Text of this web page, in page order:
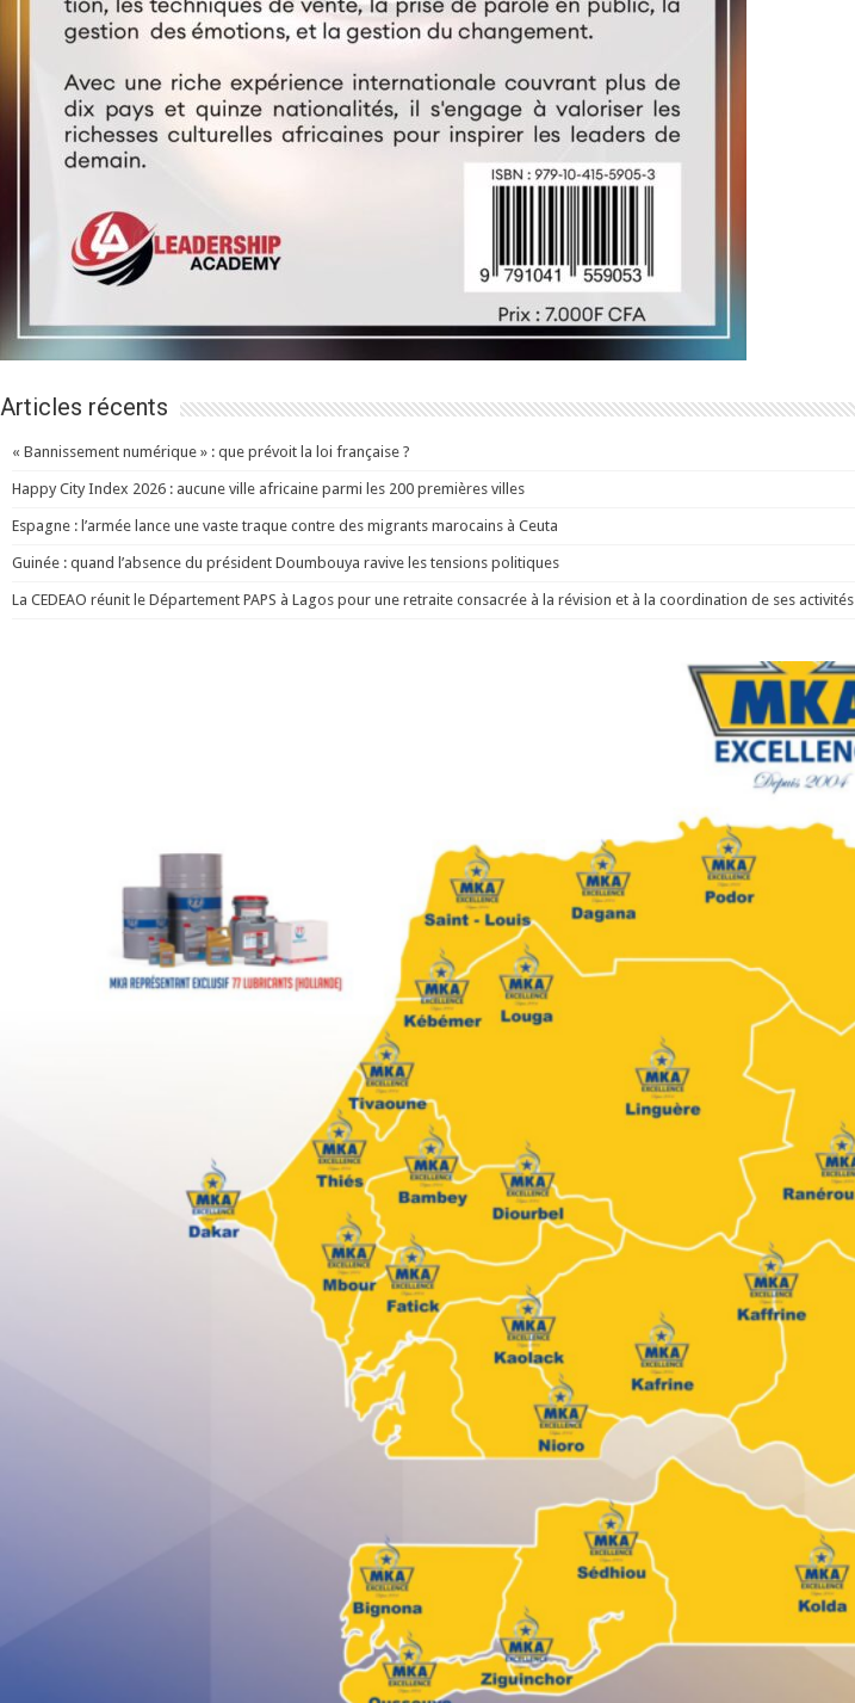
Articles récents
« Bannissement numérique » : que prévoit la loi française ?
Happy City Index 2026 : aucune ville africaine parmi les 200 premières villes
Espagne : l’armée lance une vaste traque contre des migrants marocains à Ceuta
Guinée : quand l’absence du président Doumbouya ravive les tensions politiques
La CEDEAO réunit le Département PAPS à Lagos pour une retraite consacrée à la révision et à la coordination de ses activités